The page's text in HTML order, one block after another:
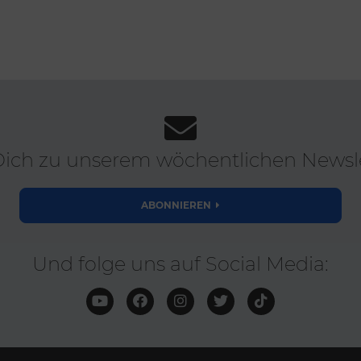
zu unserem wöchentlichen
ABONNIEREN
Und folge uns auf Social Media: